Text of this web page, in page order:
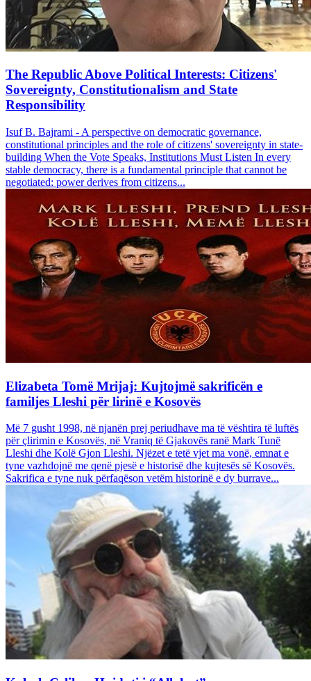
The Republic Above Political Interests: Citizens'
Sovereignty, Constitutionalism and State
Responsibility
Isuf B. Bajrami - A perspective on democratic governance,
constitutional principles and the role of citizens' sovereignty in state-
building When the Vote Speaks, Institutions Must Listen In every
stable democracy, there is a fundamental principle that cannot be
negotiated: power derives from citizens...
Elizabeta Tomë Mrijaj: Kujtojmë sakrificën e
familjes Lleshi për lirinë e Kosovës
Më 7 gusht 1998, në njanën prej periudhave ma të vështira të luftës
për çlirimin e Kosovës, në Vraniq të Gjakovës ranë Mark Tunë
Lleshi dhe Kolë Gjon Lleshi. Njëzet e tetë vjet ma vonë, emnat e
tyne vazhdojnë me qenë pjesë e historisë dhe kujtesës së Kosovës.
Sakrifica e tyne nuk përfaqëson vetëm historinë e dy burrave...